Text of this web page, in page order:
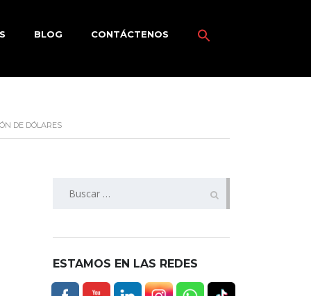
BLOG CONTÁCTENOS
DE DÓLARES
ESTAMOS EN LAS REDES